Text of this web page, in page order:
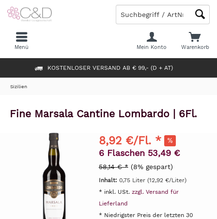
KOSTENLOSER VERSAND AB € 99,- (D + AT)
Warenkorb
Mein Konto
Menü
Sizilien
Fine Marsala Cantine Lombardo | 6Fl.
8,92 €/Fl. *
6 Flaschen 53,49 €
58,14 € * (8% gespart)
Inhalt: 0,75 Liter (12,92 €/Liter)
* inkl. USt. zzgl. Versand für
Lieferland
* Niedrigster Preis der letzten 30